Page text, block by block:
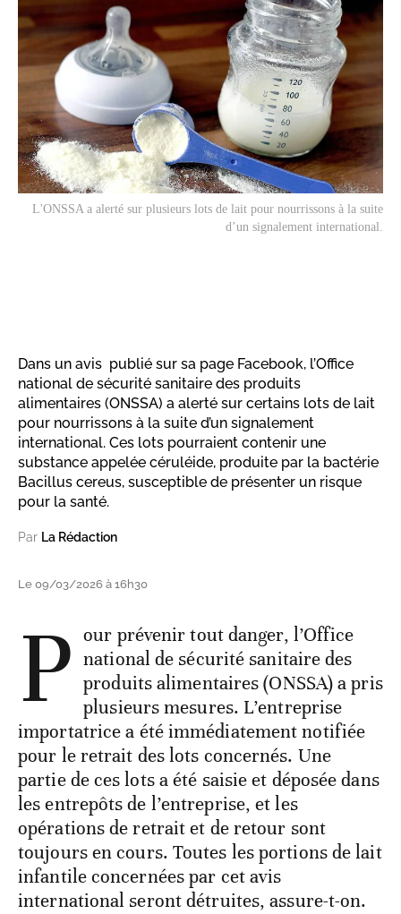
L'ONSSA a alerté sur plusieurs lots de lait pour nourrissons à la suite
d’un signalement international.
Dans un avis publié sur sa page Facebook, l’Office
national de sécurité sanitaire des produits
alimentaires (ONSSA) a alerté sur certains lots de lait
pour nourrissons à la suite d’un signalement
international. Ces lots pourraient contenir une
substance appelée céruléide, produite par la bactérie
Bacillus cereus, susceptible de présenter un risque
pour la santé.
Par La Rédaction
Le 09/03/2026 à 16h30
P our prévenir tout danger, l’Office
national de sécurité sanitaire des
produits alimentaires (ONSSA) a pris
plusieurs mesures. L’entreprise
importatrice a été immédiatement notifiée
pour le retrait des lots concernés. Une
partie de ces lots a été saisie et déposée dans
les entrepôts de l’entreprise, et les
opérations de retrait et de retour sont
toujours en cours. Toutes les portions de lait
infantile concernées par cet avis
international seront détruites, assure-t-on.